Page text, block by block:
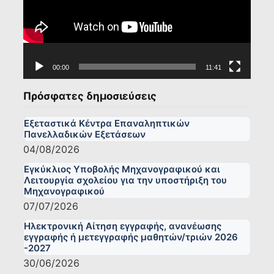
00:00 11:41
Πρόσφατες δημοσιεύσεις
Εξεταστικά Κέντρα Επαναληπτικών
Πανελλαδικών Εξετάσεων
04/08/2026
Εγκύκλιος Υποβολής Μηχανογραφικού και
Λειτουργία σχολείου για την υποστήριξη του
Μηχανογραφικού
07/07/2026
Ηλεκτρονική Αίτηση εγγραφής, ανανέωσης
εγγραφής ή μετεγγραφής μαθητών/τριών 2026
-2027
30/06/2026